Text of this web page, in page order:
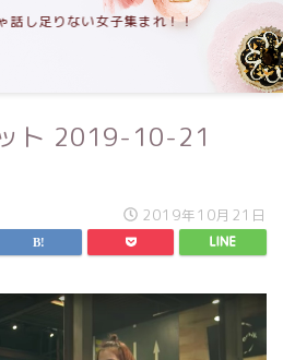
話し足りない女子集まれ！！
ト 2019-10-21
2019年10月21日